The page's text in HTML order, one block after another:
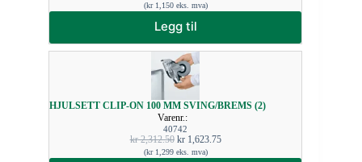
(kr1,150eks. mva)
Legg til
HJULSETT CLIP-ON 100 MM SVING/BREMS (2)
Varenr.:
40742
kr2,312.50 kr1,623.75
(kr1,299eks. mva)